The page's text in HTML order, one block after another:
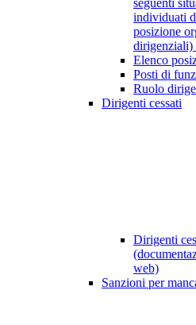
seguenti
individuati
posizione
dirigenziali)
Elenco
Posti di
Ruolo
Dirigenti cessati
Dirigenti
web)
Sanzioni per